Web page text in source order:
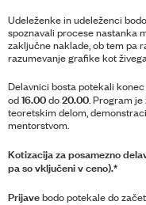
Udeleženke in udeleženci
spoznavali procese nastanka
zaključne naklade, ob tem pa
razumevanje grafike kot
Delavnici bosta potekali
od16.00do20.00. Program
teoretskim delom,
mentorstvom.
Kotizacija za posamezno
pa so vključeni v ceno).*
Prijavebodo potekale do